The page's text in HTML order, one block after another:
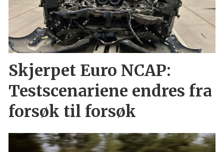
Skjerpet Euro NCAP:
Testscenariene endres fra
forsøk til forsøk